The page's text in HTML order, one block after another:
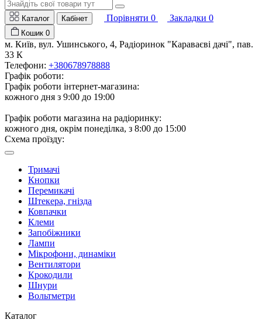
Каталог Кабінет Порівняти 0 Закладки 0
Кошик 0
м. Київ, вул. Ушинського, 4, Радіоринок "Караваєві дачі", пав.
33 К
Телефони: +380678978888
Графік роботи:
Графік роботи інтернет-магазина:
кожного дня з 9:00 до 19:00
Графік роботи магазина на радіоринку:
кожного дня, окрім понеділка, з 8:00 до 15:00
Схема проїзду:
Тримачі
Кнопки
Перемикачі
Штекера, гнізда
Ковпачки
Клеми
Запобіжники
Лампи
Мікрофони, динаміки
Вентилятори
Крокодили
Шнури
Вольтметри
Каталог